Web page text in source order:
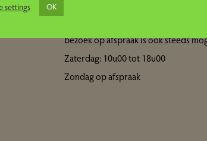
bezoek op afspraak is ook steeds
Zaterdag: 10u00 tot 18u00
Zondag op afspraak
settings
OK